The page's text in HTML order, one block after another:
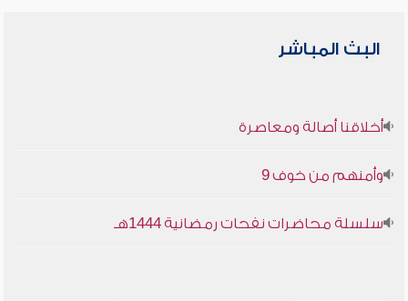
البث المباشر
أخلاقنا أصالة ومعاصرة
وأمنهم من خوف 9
سلسلة محاضرات نفحات رمضانية 1444هـ